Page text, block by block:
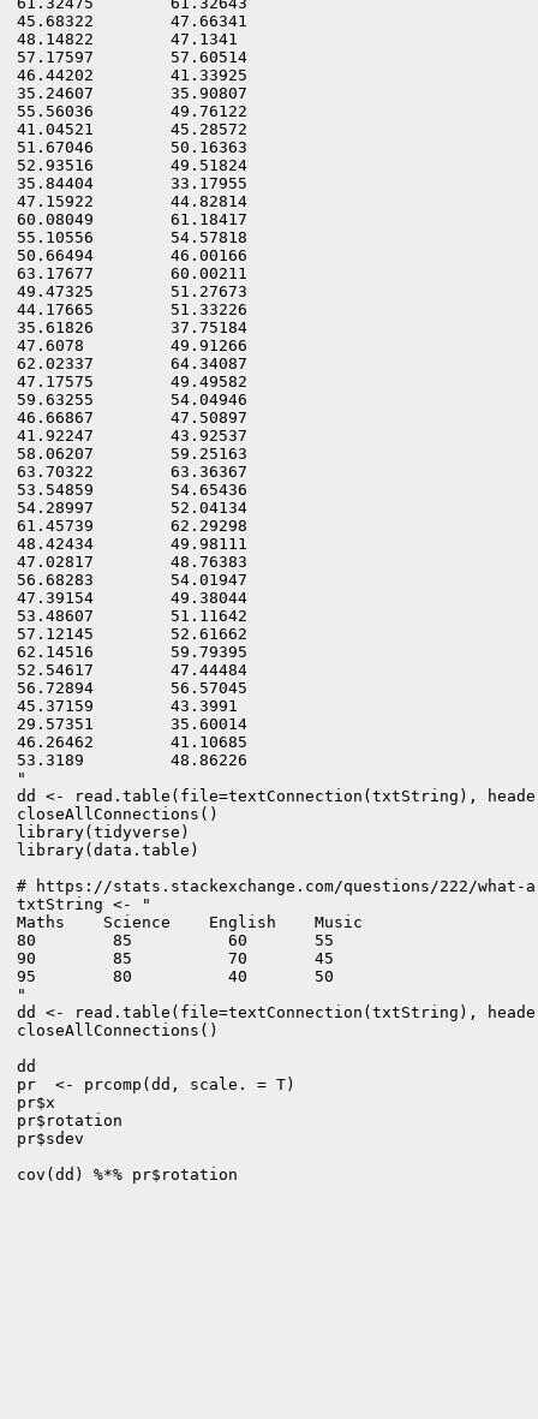
45.68322	47.66341
48.14822	47.1341
57.17597	57.60514
46.44202	41.33925
35.24607	35.90807
55.56036	49.76122
41.04521	45.28572
51.67046	50.16363
52.93516	49.51824
35.84404	33.17955
47.15922	44.82814
60.08049	61.18417
55.10556	54.57818
50.66494	46.00166
63.17677	60.00211
49.47325	51.27673
44.17665	51.33226
35.61826	37.75184
47.6078	        49.91266
62.02337	64.34087
47.17575	49.49582
59.63255	54.04946
46.66867	47.50897
41.92247	43.92537
58.06207	59.25163
63.70322	63.36367
53.54859	54.65436
54.28997	52.04134
61.45739	62.29298
48.42434	49.98111
47.02817	48.76383
56.68283	54.01947
47.39154	49.38044
53.48607	51.11642
57.12145	52.61662
62.14516	59.79395
52.54617	47.44484
56.72894	56.57045
45.37159	43.3991
29.57351	35.60014
46.26462	41.10685
53.3189	        48.86226
"
dd <- read.table(file=textConnection(txtString),
closeAllConnections()
library(tidyverse)
library(data.table)
# https://stats.stackexchange.com/questions/222/what-
txtString <- "
Maths    Science    English    Music
80        85          60       55
90        85          70       45
95        80          40       50
"
dd <- read.table(file=textConnection(txtString),
closeAllConnections()
dd
pr  <- prcomp(dd, scale. = T)
pr$x
pr$rotation
pr$sdev
cov(dd) %*% pr$rotation